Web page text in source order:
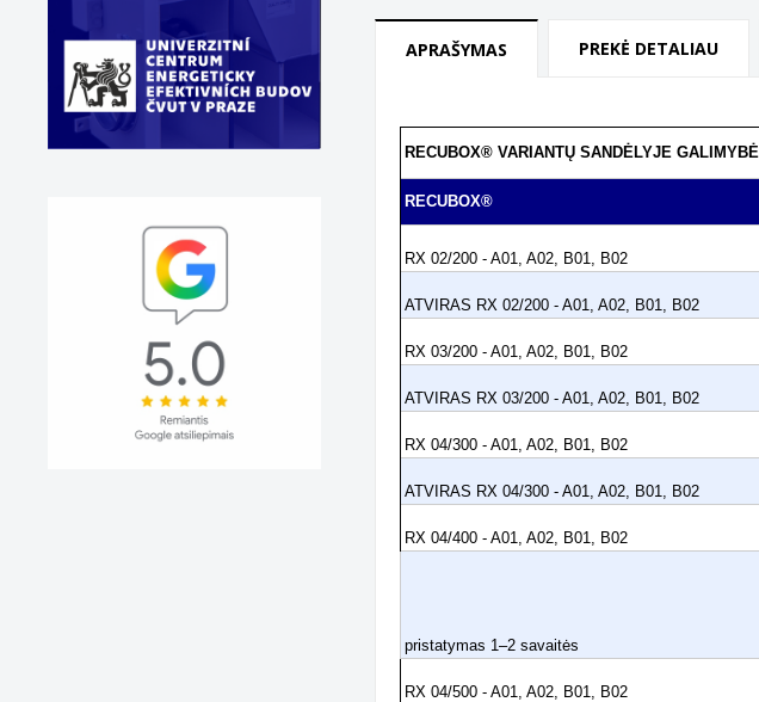
APRAŠYMAS PREKĖ DETALIAU
RECUBOX® VARIANTŲ SANDĖLYJE GALIMYBĖ
RECUBOX®
RX 02/200 - A01, A02, B01, B02
ATVIRAS RX 02/200 - A01, A02, B01, B02
RX 03/200 - A01, A02, B01, B02
ATVIRAS RX 03/200 - A01, A02, B01, B02
RX 04/300 - A01, A02, B01, B02
ATVIRAS RX 04/300 - A01, A02, B01, B02
RX 04/400 - A01, A02, B01, B02
pristatymas 1–2 savaitės
RX 04/500 - A01, A02, B01, B02